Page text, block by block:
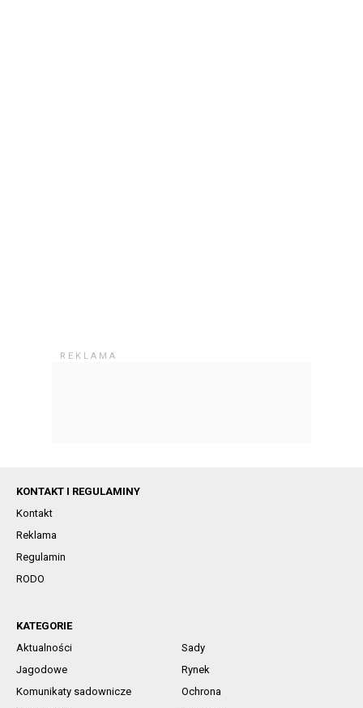
KONTAKT I REGULAMINY
Kontakt
Reklama
Regulamin
RODO
KATEGORIE
Aktualności
Sady
Jagodowe
Rynek
Komunikaty sadownicze
Ochrona